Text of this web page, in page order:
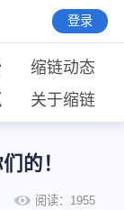
登录
缩链动态
关于缩链
的！
阅读： 1955